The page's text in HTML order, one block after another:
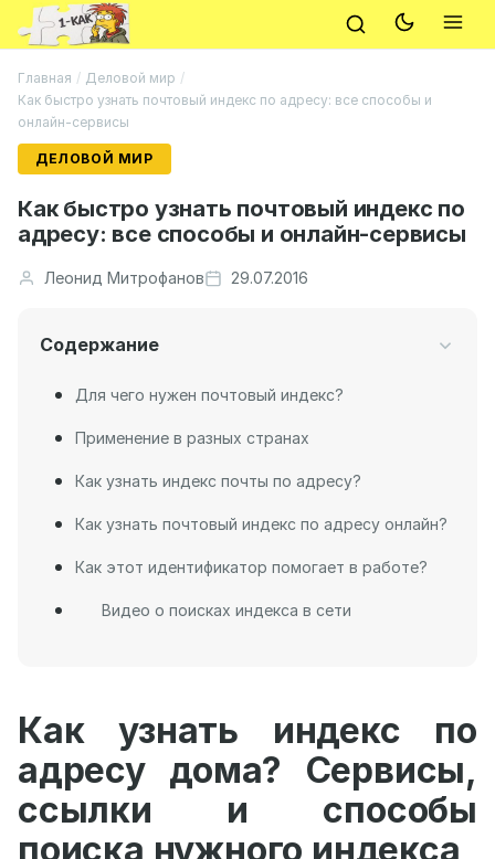
Главная / Деловой мир /
Как быстро узнать почтовый индекс по адресу: все способы и
онлайн-сервисы
ДЕЛОВОЙ МИР
Как быстро узнать почтовый индекс по
адресу: все способы и онлайн-сервисы
Леонид Митрофанов 29.07.2016
Содержание
Для чего нужен почтовый индекс?
Применение в разных странах
Как узнать индекс почты по адресу?
Как узнать почтовый индекс по адресу онлайн?
Как этот идентификатор помогает в работе?
Видео о поисках индекса в сети
Как узнать индекс по
адресу дома? Сервисы,
ссылки и способы
поиска нужного индекса